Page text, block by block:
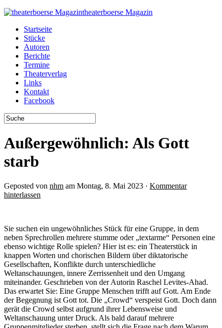
theaterboerse Magazin
Startseite
Stücke
Autoren
Berichte
Termine
Theaterverlag
Links
Kontakt
Facebook
Außergewöhnlich: Als Gott
starb
Geposted von nhm am Montag, 8. Mai 2023 · Kommentar
hinterlassen
Sie suchen ein ungewöhnliches Stück für eine Gruppe, in dem
neben Sprechrollen mehrere stumme oder „textarme“ Personen eine
ebenso wichtige Rolle spielen? Hier ist es: ein Theaterstück in
knappen Worten und chorischen Bildern über diktatorische
Gesellschaften, Konflikte durch unterschiedliche
Weltanschauungen, innere Zerrissenheit und den Umgang
miteinander. Geschrieben von der Autorin Raschel Levites-Ahad.
Das erwartet Sie: Eine Gruppe Menschen trifft auf Gott. Am Ende
der Begegnung ist Gott tot. Die „Crowd“ verspeist Gott. Doch dann
gerät die Crowd selbst aufgrund ihrer Lebensweise und
Weltanschauung unter Druck. Als bald darauf mehrere